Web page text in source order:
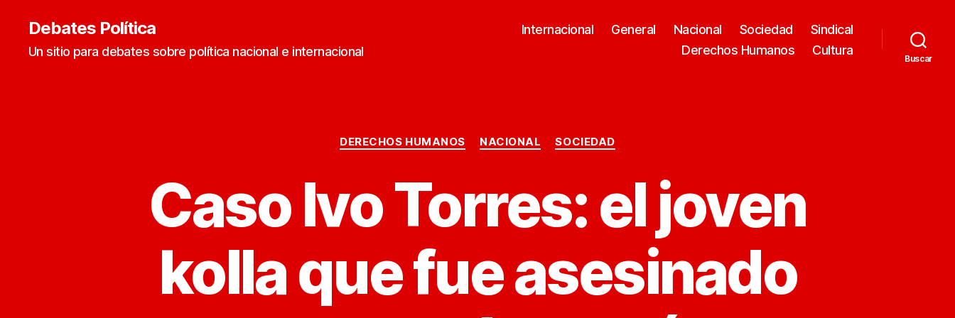
Debates Política
Un sitio para debates sobre política nacional e internacional
Internacional General Nacional Sociedad
Sindical
Derechos Humanos
Cultura
Buscar
Categorías
DERECHOS HUMANOS NACIONAL SOCIEDAD
Caso Ivo Torres: el joven
kolla que fue asesinado